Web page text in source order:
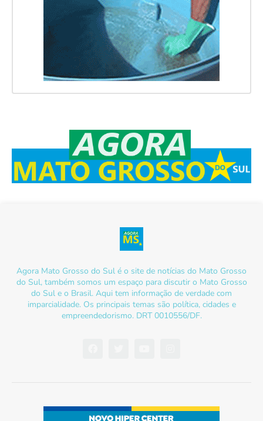
Agora Mato Grosso do Sul é o site de notícias do Mato Grosso
do Sul, também somos um espaço para discutir o Mato Grosso
do Sul e o Brasil. Aqui tem informação de verdade com
imparcialidade. Os principais temas são política, cidades e
empreendedorismo. DRT 0010556/DF.